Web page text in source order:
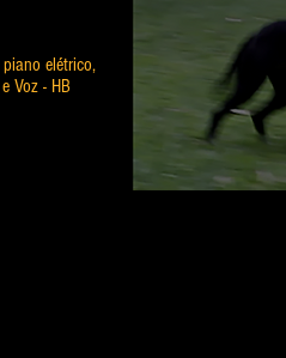
elétrico,
Voz - HB